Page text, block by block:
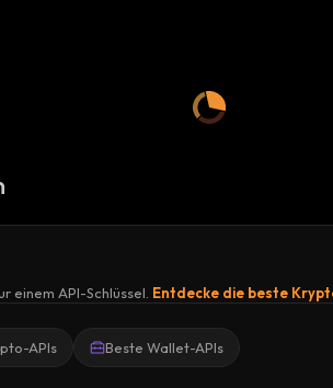
einem API-Schlüssel. Entdecke die beste
APIs Beste Wallet-APIs